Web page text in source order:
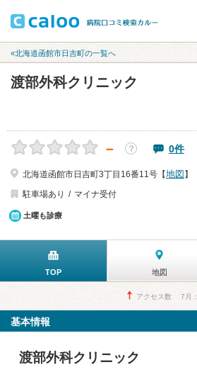
«北海道函館市日吉町の一覧へ
渡部外科クリニック
－ ？ 0件
北海道函館市日吉町3丁目16番11号【地図 】
駐車場あり
マイナ受付
土曜も診療
TOP 地図
アクセス数 7月：
基本情報
渡部外科クリニック